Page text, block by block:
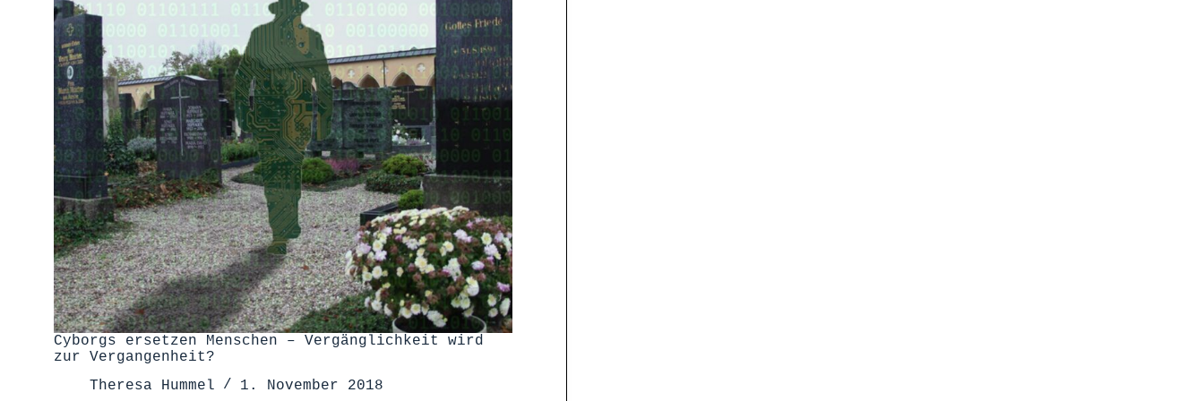
Cyborgs ersetzen Menschen – Vergänglichkeit wird
zur Vergangenheit?
Theresa Hummel
1. November 2018